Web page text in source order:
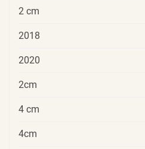
2 cm
2018
2020
2cm
4 cm
4cm